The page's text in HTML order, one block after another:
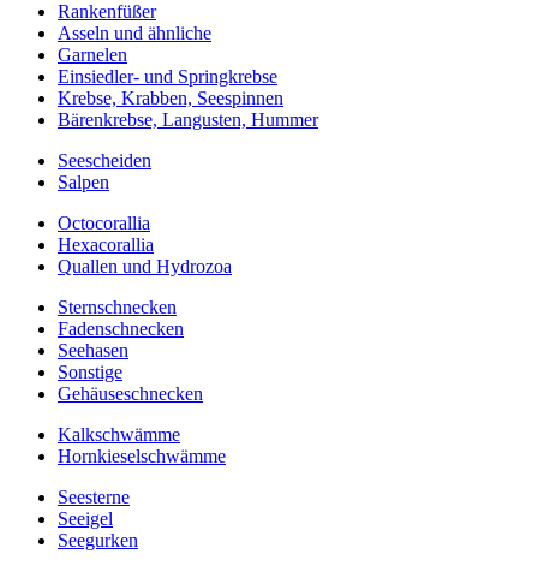
Rankenfüßer
Asseln und ähnliche
Garnelen
Einsiedler- und Springkrebse
Krebse, Krabben, Seespinnen
Bärenkrebse, Langusten, Hummer
Seescheiden
Salpen
Octocorallia
Hexacorallia
Quallen und Hydrozoa
Sternschnecken
Fadenschnecken
Seehasen
Sonstige
Gehäuseschnecken
Kalkschwämme
Hornkieselschwämme
Seesterne
Seeigel
Seegurken